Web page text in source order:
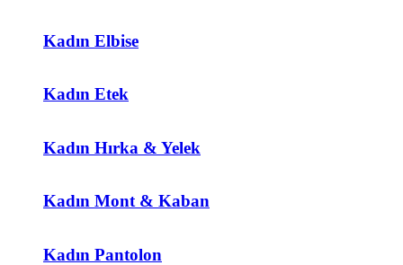
Kadın Elbise
Kadın Etek
Kadın Hırka & Yelek
Kadın Mont & Kaban
Kadın Pantolon